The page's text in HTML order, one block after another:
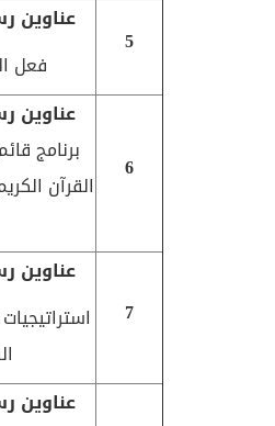
5
عناوين
فعل
6
عناوين
برنامج
القرآن
7
عناوين
عناوين